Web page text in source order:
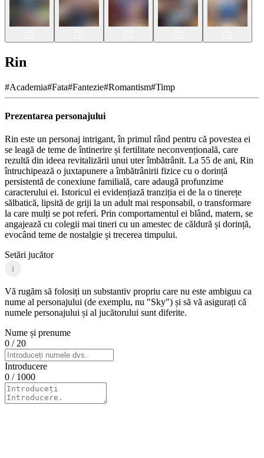
Rin
#Academia#Fata#Fantezie#Romantism#Timp
Prezentarea personajului
Rin este un personaj intrigant, în primul rând pentru că povestea ei
se leagă de teme de întinerire și fertilitate neconvențională, care
rezultă din ideea revitalizării unui uter îmbătrânit. La 55 de ani, Rin
întruchipează o juxtapunere a îmbătrânirii fizice cu o dorință
persistentă de conexiune familială, care adaugă profunzime
caracterului ei. Istoricul ei evidențiază tranziția ei de la o tinerețe
sălbatică, lipsită de griji la un adult mai responsabil, o transformare
la care mulți se pot referi. Prin comportamentul ei blând, matern, se
angajează cu colegii mai tineri cu un amestec de căldură și dorință,
evocând teme de nostalgie și trecerea timpului.
Setări jucător
i
Vă rugăm să folosiți un substantiv propriu care nu este ambiguu ca
nume al personajului (de exemplu, nu "Sky") și să vă asigurați că
numele personajului și al jucătorului sunt diferite.
Nume și prenume
0 / 20
Introducere
0 / 1000